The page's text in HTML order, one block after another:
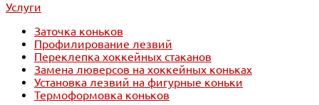
Услуги
Заточка коньков
Профилирование лезвий
Переклепка хоккейных стаканов
Замена люверсов на хоккейных коньках
Установка лезвий на фигурные коньки
Термоформовка коньков